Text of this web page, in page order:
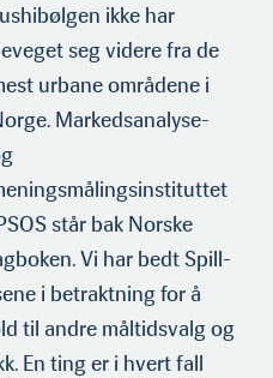
ikke har
seg videre fra de
urbane områdene i
Markedsanalyse-
står bak Norske
Vi har bedt Spill­
i betraktning for å
til andre måltidsvalg og
En ting er i hvert fall